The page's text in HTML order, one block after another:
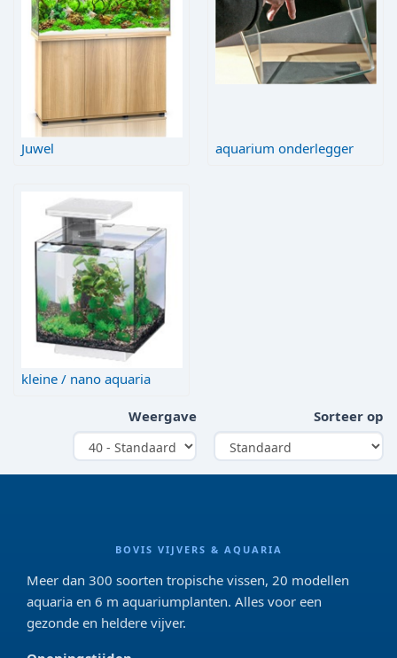
Juwel aquarium onderlegger
kleine / nano aquaria
Weergave Sorteer op
BOVIS VIJVERS & AQUARIA
Meer dan 300 soorten tropische vissen, 20 modellen
aquaria en 6 m aquariumplanten. Alles voor een
gezonde en heldere vijver.